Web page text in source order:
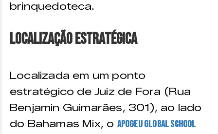
brinquedoteca.
Localização Estratégica
Localizada em um ponto
estratégico de Juiz de Fora (Rua
Benjamin Guimarães, 301), ao lado
do Bahamas Mix, o Apogeu Global School